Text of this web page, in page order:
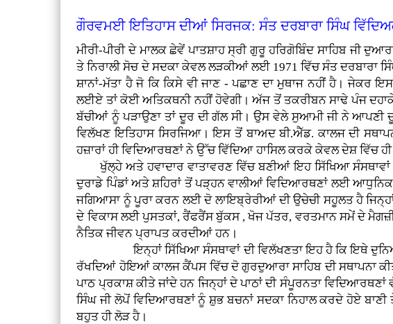
ਗੌਰਵਮਈ ਇਤਿਹਾਸ ਦੀਆਂ ਸਿਰਜਕ: ਸੰਤ ਦਰਬਾਰਾ ਸਿੰਘ
ਮੀਰੀ-ਪੀਰੀ ਦੇ ਮਾਲਕ ਛੇਵੇਂ ਪਾਤਸ਼ਾਹ ਸ੍ਰੀ ਗੁਰੂ ਹਰਿਗੋਬਿੰਦ ਸਾਹਿਬ ਜੀ
ਤੇ ਨਿਰਾਲੀ ਸੋਚ ਦੇ ਸਦਕਾ ਕੇਵਲ ਲੜਕੀਆਂ ਲਈ 1971 ਵਿੱਚ ਸੰਤ
ਸ਼ਾਨਾਂ-ਮੱਤਾ ਹੈ ਜੋ ਕਿ ਕਿਸੇ ਵੀ ਜਾਣ - ਪਛਾਣ ਦਾ ਮੁਥਾਜ ਨਹੀਂ ਹੈ। ਜੇਕਰ
ਲਈਏ ਤਾਂ ਕੋਈ ਅਤਿਕਥਨੀ ਨਹੀਂ ਹੋਵੇਗੀ। ਅੱਜ ਤੋਂ ਤਕਰੀਬਨ ਸਾਢੇ ਪੰਜ ਦਹਾਕੇ
ਬੱਚੀਆਂ ਨੂੰ ਪੜਾਉਣਾ ਤਾਂ ਦੂਰ ਦੀ ਗੱਲ ਸੀ। ਉਸ ਵੇਲੇ ਸੁਆਮੀ ਜੀ ਨੇ
ਵਿਲੱਖਣ ਇਤਿਹਾਸ ਸਿਰਜਿਆ। ਇਸ ਤੋਂ ਬਾਅਦ ਬੀ.ਐੱਡ. ਕਾਲਜ ਦੀ
ਹਜ਼ਾਰਾਂ ਹੀ ਵਿਦਿਆਰਥਣਾਂ ਨੇ ਉੱਚ ਵਿੱਦਿਆ ਹਾਸਿਲ ਕਰਕੇ ਕੇਵਲ ਦੇਸ਼ ਵਿੱਚ ਹੀ
ਖੁੱਲ੍ਹੇ ਅਤੇ ਹਵਾਦਾਰ ਵਾਤਾਵਰਣ ਵਿੱਚ ਬਣੀਆਂ ਇਹ ਸਿੱਖਿਆ ਸੰਸਥਾਵਾਂ
ਦੁਰਾਡੇ ਪਿੰਡਾਂ ਅਤੇ ਸ਼ਹਿਰਾਂ ਤੋਂ ਪੜ੍ਹਨ ਵਾਲੀਆਂ ਵਿਦਿਆਰਥਣਾਂ ਲਈ
ਜਗਿਆਸਾ ਨੂੰ ਪੂਰਾ ਕਰਨ ਲਈ ਦੋ ਲਾਇਬ੍ਰੇਰੀਆਂ ਦੀ ਉਚੇਚੀ ਸਹੂਲਤ ਹੈ
ਦੇ ਵਿਕਾਸ ਲਈ ਪੁਸਤਕਾਂ, ਰੈਂਫਰੈਂਸ ਬੁੱਕਸ , ਖੋਜ ਪੱਤਰ, ਵਰਤਮਾਨ ਸਮੇਂ ਦੇ
ਨੈਤਿਕ ਜੀਵਨ ਪ੍ਰਾਪਤ ਕਰਦੀਆਂ ਹਨ।
ਇਨ੍ਹਾਂ ਸਿੱਖਿਆ ਸੰਸਥਾਵਾਂ ਦੀ ਵਿਲੱਖਣਤਾ ਇਹ ਹੈ ਕਿ ਇਥੇ
ਰੱਖਦਿਆਂ ਹੋਇਆਂ ਕਾਲਜ ਕੈਂਪਸ ਵਿੱਚ ਦੋ ਗੁਰਦੁਆਰਾ ਸਾਹਿਬ ਦੀ ਸਥਾਪਨਾ
ਪਾਠ ਪ੍ਰਕਾਸ਼ ਕੀਤੇ ਜਾਂਦੇ ਹਨ ਜਿਨ੍ਹਾਂ ਦੇ ਪਾਠਾਂ ਦੀ ਸੰਪੂਰਨਤਾ
ਸਿੰਘ ਜੀ ਲੋਪੋਂ ਵਿਦਿਆਰਥਣਾਂ ਨੂੰ ਸ਼ੁਭ ਬਚਨਾਂ ਸਦਕਾ ਨਿਹਾਲ ਕਰਦੇ ਹੋਏ
ਬਹੁਤ ਹੀ ਲੋੜ ਹੈ।